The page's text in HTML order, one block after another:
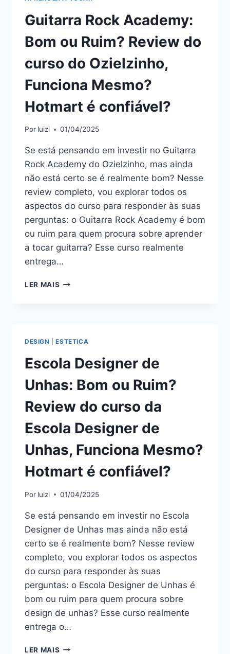
Guitarra Rock Academy:
Bom ou Ruim? Review do
curso do Ozielzinho,
Funciona Mesmo?
Hotmart é confiável?
Por luizi 01/04/2025
Se está pensando em investir no Guitarra
Rock Academy do Ozielzinho, mas ainda
não está certo se é realmente bom? Nesse
review completo, vou explorar todos os
aspectos do curso para responder às suas
perguntas: o Guitarra Rock Academy é bom
ou ruim para quem procura sobre aprender
a tocar guitarra? Esse curso realmente
entrega…
LER MAIS GUITARRA
DO
CURSO
OZIELZINHO,
FUNCIONA
MESMO?
HOTMART
É
CONFIÁVEL?
DESIGN |ESTETICA
Escola Designer de
Unhas: Bom ou Ruim?
Review do curso da
Escola Designer de
Unhas, Funciona Mesmo?
Hotmart é confiável?
Por luizi 01/04/2025
Se está pensando em investir no Escola
Designer de Unhas mas ainda não está
certo se é realmente bom? Nesse review
completo, vou explorar todos os aspectos
do curso para responder às suas
perguntas: o Escola Designer de Unhas é
bom ou ruim para quem procura sobre
design de unhas? Esse curso realmente
entrega o…
LER MAIS ESCOLA